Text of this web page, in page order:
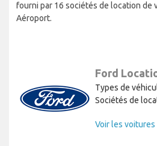
fourni par 16 sociétés de location de
Aéroport.
Ford
Types de
Sociétés de
Voir les voitures